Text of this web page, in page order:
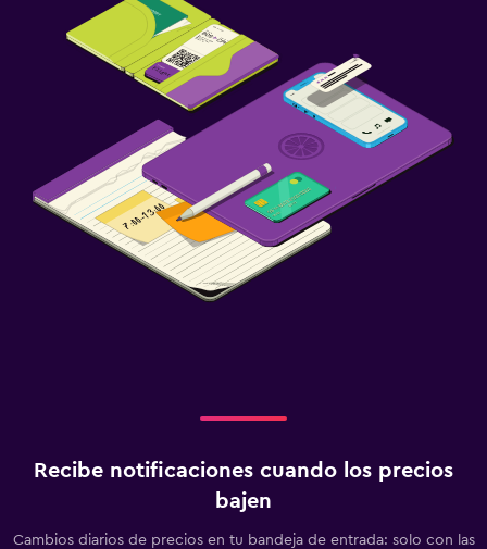
Recibe notificaciones cuando los precios
bajen
Cambios diarios de precios en tu bandeja de entrada: solo con las